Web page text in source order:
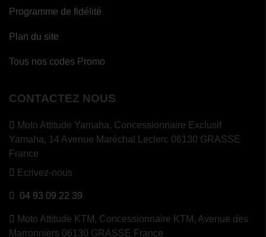
Programme de fidélité
Plan du site
Tous nos codes Promo
CONTACTEZ NOUS
Moto Attitude Yamaha, Concessionnaire Exclusif
Yamaha, 14 Avenue Maréchal Leclerc 06130 GRASSE
France
Ecrivez-nous
04 93 09 22 39
Moto Attitude KTM, Concessionnaire KTM, Avenue des
Marronniers 06130 GRASSE France